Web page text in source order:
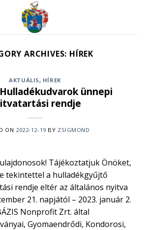
ARCHIVES: HÍREK
AKTUÁLIS, HÍREK
Hulladékudvarok ünnepi
rendje
ON 2022-12-19 BY ZSIGMOND
Tájékoztatjuk Önöket,
tekintettel a hulladékgyűjtő
rendje eltér az általános nyitva
21. napjától – 2023. január 2.
Nonprofit Zrt. által
Gyomaendrődi, Kondorosi,